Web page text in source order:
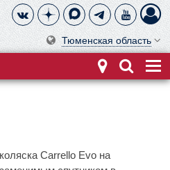
Тюменская область
Carrello Evo на